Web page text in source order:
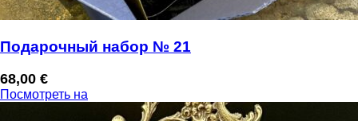
Подарочный набор № 21
68,00 €
Посмотреть на